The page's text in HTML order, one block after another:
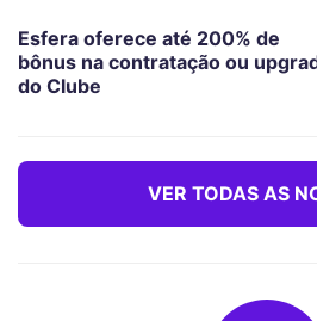
Esfera oferece até 200% de
bônus na contratação ou
do Clube
VER TODAS AS